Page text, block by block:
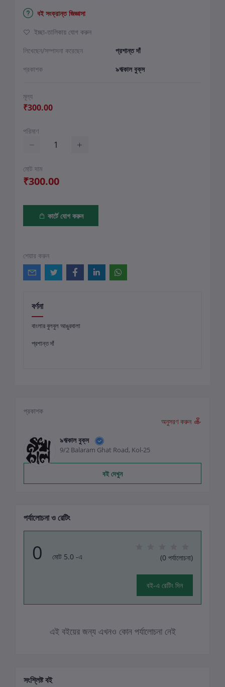
বই সংক্রান্ত জিজ্ঞাসা
ইচ্ছা-তালিকায় যোগ করুন
লিখেছেন/সম্পাদনা করেছেন
প্রশান্ত দাঁ
প্রকাশক
৯ঋকাল বুক্‌স
মূল্য
₹300.00
পরিমাণ
মোট দাম
₹300.00
কার্টে যোগ করুন
শেয়ার করুন
বর্ণনা
বাংলার বুলবুল আঙুরবালা
প্রশান্ত দাঁ
প্রকাশক
অনুসরণ করুন
৯ঋকাল বুক্‌স
9/2 Balaram Ghat Road, Kol-25
বই দেখুন
পর্যালোচনা ও রেটিং
0 মোট 5.0 -এ (0 পর্যালোচনা)
বই-এ রেটিং দিন
এই বইয়ের জন্য এখনও কোন পর্যালোচনা নেই
সংশ্লিষ্ট বই